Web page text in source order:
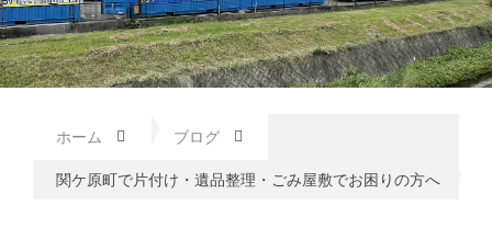
ホーム ブログ
関ケ原町で片付け・遺品整理・ごみ屋敷でお困りの方へ